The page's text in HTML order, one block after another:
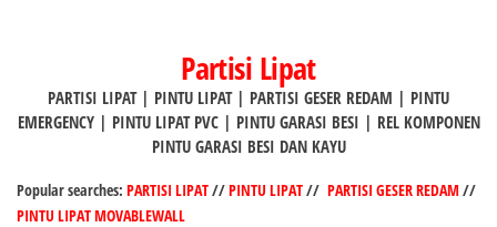
Partisi Lipat
PARTISI LIPAT | PINTU LIPAT | PARTISI GESER REDAM | PINTU
EMERGENCY | PINTU LIPAT PVC | PINTU GARASI BESI | REL KOMPONEN
PINTU GARASI BESI DAN KAYU
Popular searches: PARTISI LIPAT//PINTU LIPAT// PARTISI GESER REDAM//
PINTU LIPAT MOVABLEWALL